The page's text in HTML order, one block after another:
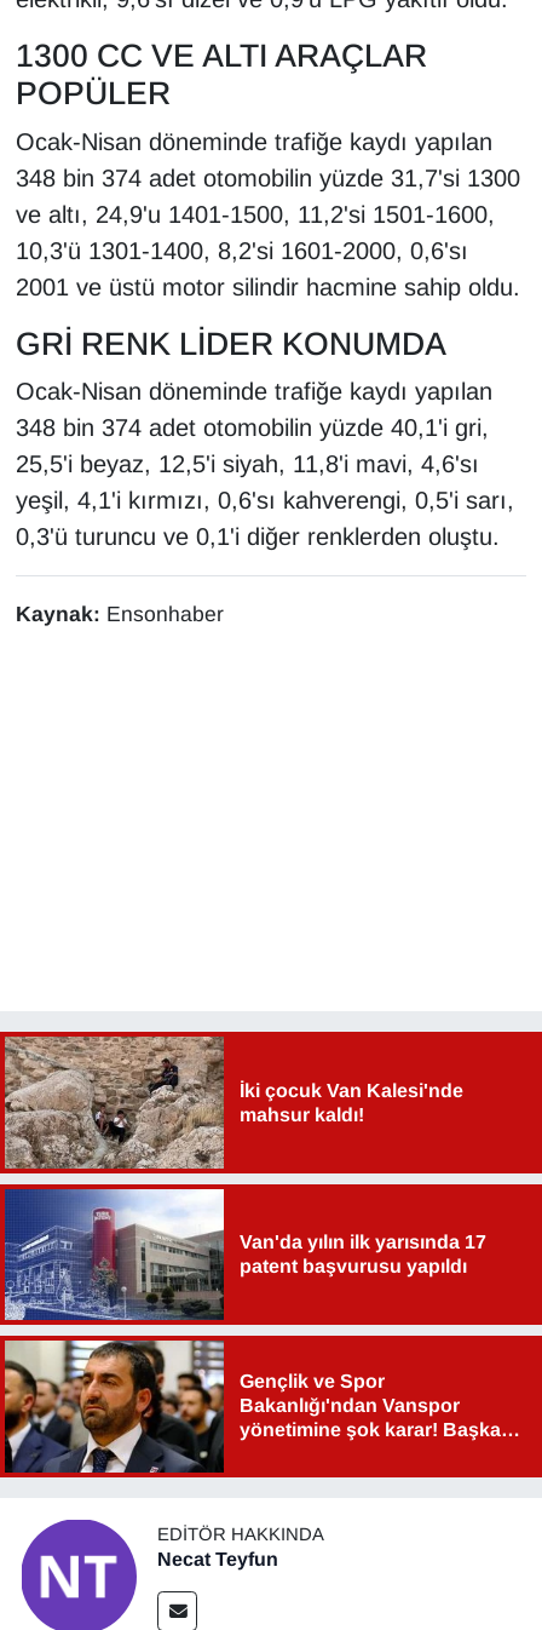
1300 CC VE ALTI ARAÇLAR
POPÜLER
Ocak-Nisan döneminde trafiğe kaydı yapılan
348 bin 374 adet otomobilin yüzde 31,7'si 1300
ve altı, 24,9'u 1401-1500, 11,2'si 1501-1600,
10,3'ü 1301-1400, 8,2'si 1601-2000, 0,6'sı
2001 ve üstü motor silindir hacmine sahip oldu.
GRİ RENK LİDER KONUMDA
Ocak-Nisan döneminde trafiğe kaydı yapılan
348 bin 374 adet otomobilin yüzde 40,1'i gri,
25,5'i beyaz, 12,5'i siyah, 11,8'i mavi, 4,6'sı
yeşil, 4,1'i kırmızı, 0,6'sı kahverengi, 0,5'i sarı,
0,3'ü turuncu ve 0,1'i diğer renklerden oluştu.
Kaynak: Ensonhaber
İki çocuk Van Kalesi'nde
mahsur kaldı!
Van'da yılın ilk yarısında 17
patent başvurusu yapıldı
Gençlik ve Spor
Bakanlığı'ndan Vanspor
yönetimine şok karar! Başkan
EDITÖR HAKKINDA
Necat Teyfun
SİYASET
SPOR
TEBRİK
Turizm
VAN'DA SPOR
Vasıta
YAŞAM
YEREL